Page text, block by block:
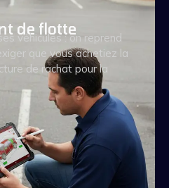
de flotte
véhicules : on reprend
que vous achetiez la
de rachat pour la